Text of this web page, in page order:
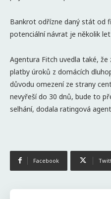
Bankrot odřízne daný stát od
potenciální návrat je několik
Agentura Fitch uvedla také,
platby úroků z domácích
důvodu omezení ze strany
nevyřeší do 30 dnů, bude to
selhání, dodala ratingová
Facebook